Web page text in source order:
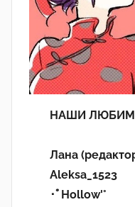
НАШИ
Лана
Aleksa_1523
･ﾟHollow'°